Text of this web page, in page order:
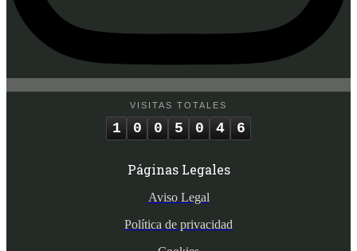
VISITAS TOTALES
1 0 0 5 0 4 6
Páginas Legales
Aviso Legal
Política de privacidad